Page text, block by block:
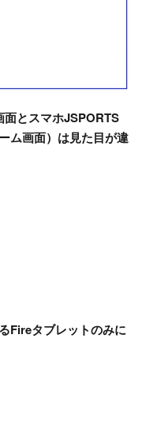
とスマホJSPORTS
ーム画面）は見た目が違
Fireタブレットのみに